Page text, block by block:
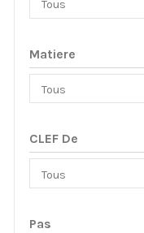
Matiere
CLEF De
Pas